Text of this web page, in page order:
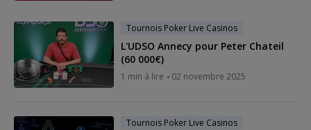
Tournois Poker Live Casinos
L'UDSO Annecy pour Peter Chateil
(60 000€)
1 min à lire 02 novembre 2025
Tournois Poker Live Casinos